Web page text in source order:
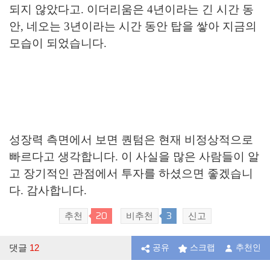
되지 않았다고. 이더리움은 4년이라는 긴 시간 동
안, 네오는 3년이라는 시간 동안 탑을 쌓아 지금의
모습이 되었습니다.
성장력 측면에서 보면 퀀텀은 현재 비정상적으로
빠르다고 생각합니다. 이 사실을 많은 사람들이 알
고 장기적인 관점에서 투자를 하셨으면 좋겠습니
다. 감사합니다.
추천 20 비추천 3 신고
댓글 12 공유 스크랩 추천인